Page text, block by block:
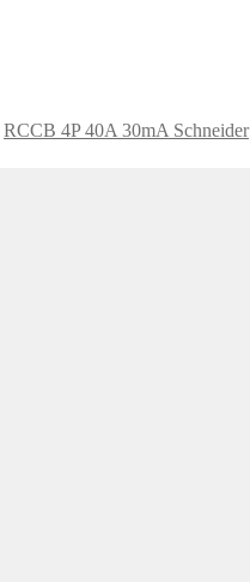
RCCB 4P 40A 30mA Schneider